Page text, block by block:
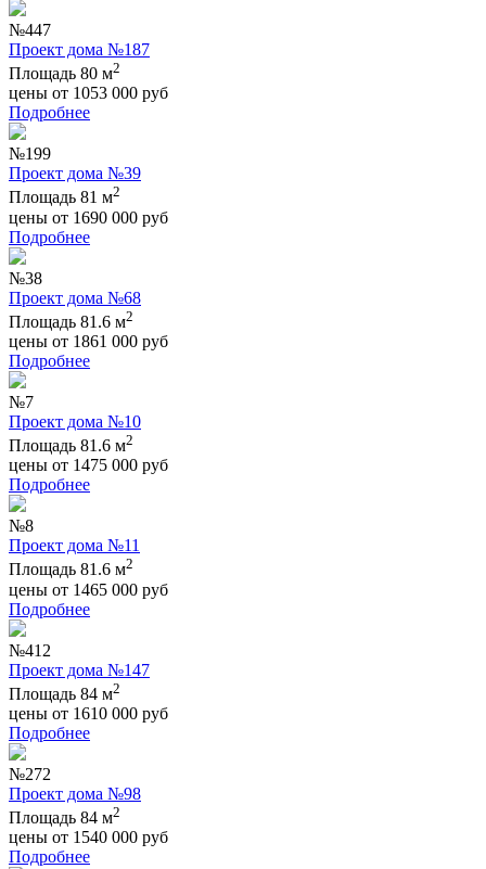
№447
Проект дома №187
Площадь 80 м2
цены от 1053 000 руб
Подробнее
№199
Проект дома №39
Площадь 81 м2
цены от 1690 000 руб
Подробнее
№38
Проект дома №68
Площадь 81.6 м2
цены от 1861 000 руб
Подробнее
№7
Проект дома №10
Площадь 81.6 м2
цены от 1475 000 руб
Подробнее
№8
Проект дома №11
Площадь 81.6 м2
цены от 1465 000 руб
Подробнее
№412
Проект дома №147
Площадь 84 м2
цены от 1610 000 руб
Подробнее
№272
Проект дома №98
Площадь 84 м2
цены от 1540 000 руб
Подробнее